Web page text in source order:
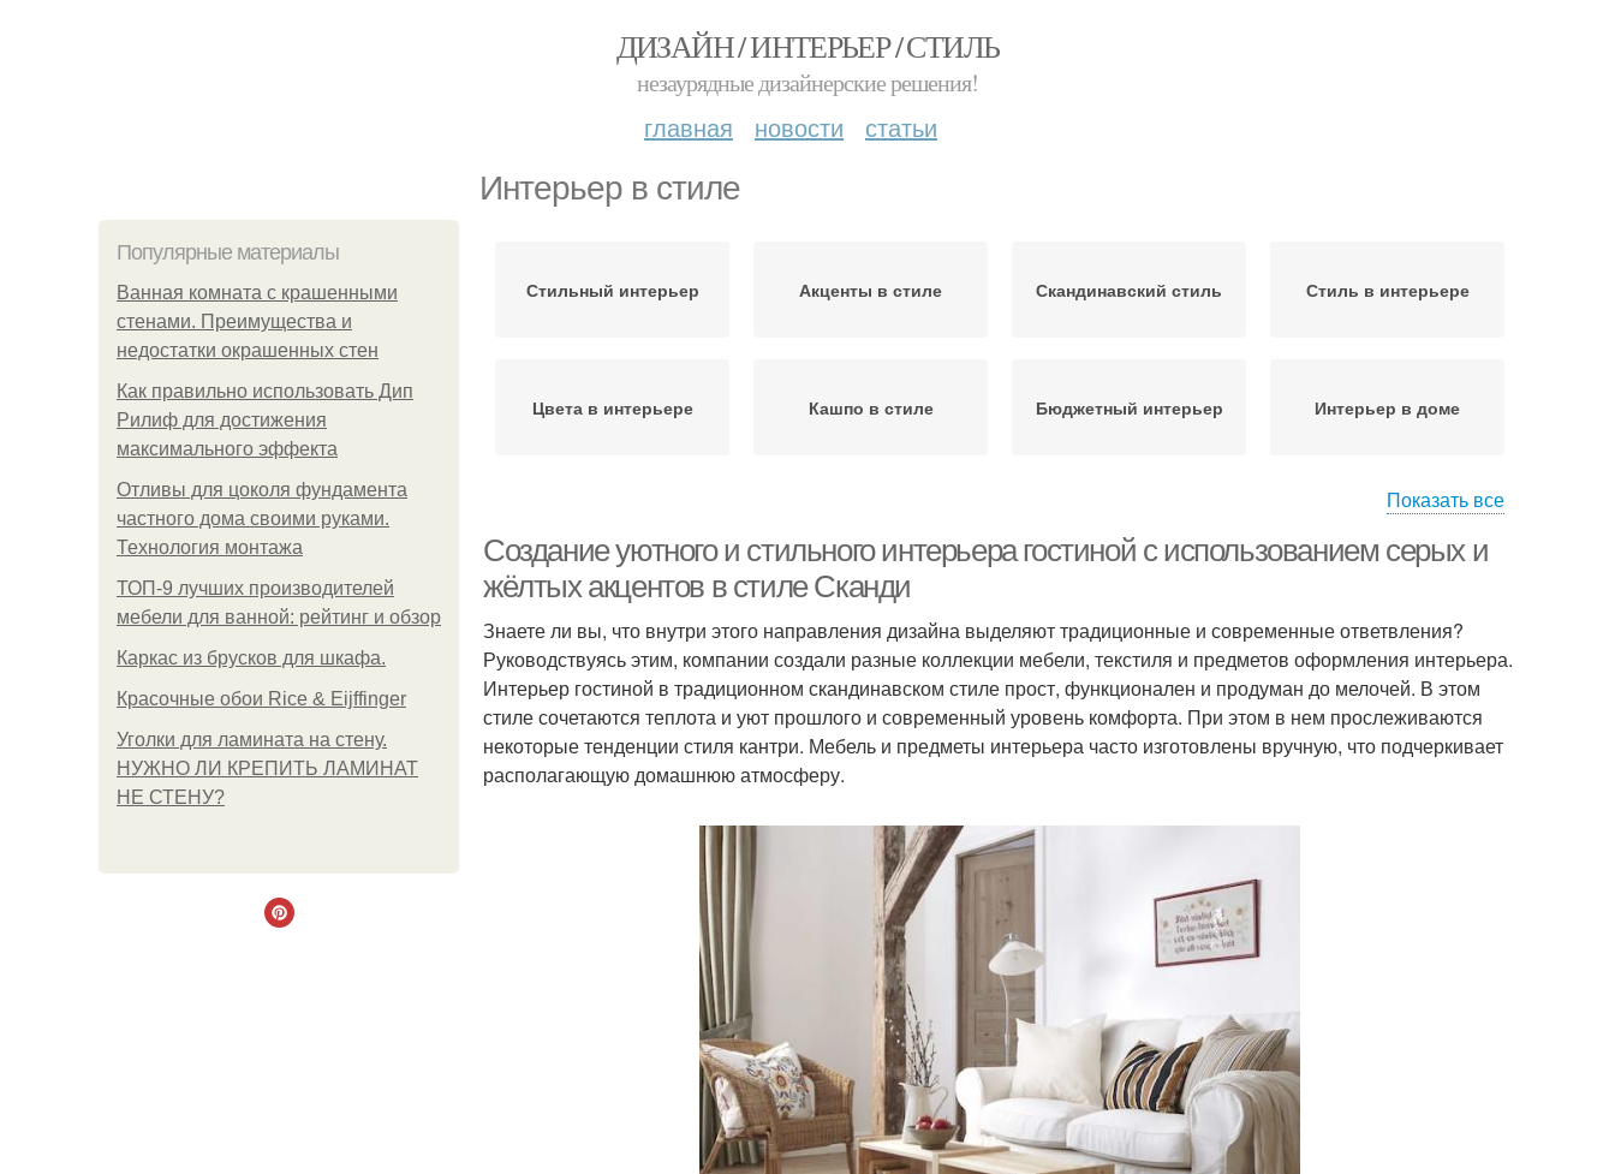
ДИЗАЙН / ИНТЕРЬЕР / СТИЛЬ
незаурядные дизайнерские решения!
главная новости статьи
Интерьер в стиле
Популярные материалы
Ванная комната с крашенными
стенами. Преимущества и
недостатки окрашенных стен
Как правильно использовать Дип
Рилиф для достижения
максимального эффекта
Отливы для цоколя фундамента
частного дома своими руками.
Технология монтажа
ТОП-9 лучших производителей
мебели для ванной: рейтинг и обзор
Каркас из брусков для шкафа.
Красочные обои Rice & Eijffinger
Уголки для ламината на стену.
НУЖНО ЛИ КРЕПИТЬ ЛАМИНАТ
НЕ СТЕНУ?
Стильный интерьер Акценты в стиле Скандинавский стиль Стиль в интерьере
Цвета в интерьере Кашпо в стиле Бюджетный интерьер Интерьер в доме
Кантри в интерьере Спальня в стиле Квартира в стиле Шато в интерьере
Современный стиль Лофт в интерьере Ремонт в стиле Стол в стиле
Мебели в стиле Аксессуары в стиле
Студии в стиле
Интерьер в русском
стиле
Отделки в русском
стиле
Показать все
Создание уютного и стильного интерьера гостиной с использованием серых и
жёлтых акцентов в стиле Сканди
Знаете ли вы, что внутри этого направления дизайна выделяют традиционные и современные ответвления?
Руководствуясь этим, компании создали разные коллекции мебели, текстиля и предметов оформления интерьера.
Интерьер гостиной в традиционном скандинавском стиле прост, функционален и продуман до мелочей. В этом
стиле сочетаются теплота и уют прошлого и современный уровень комфорта. При этом в нем прослеживаются
некоторые тенденции стиля кантри. Мебель и предметы интерьера часто изготовлены вручную, что подчеркивает
располагающую домашнюю атмосферу.